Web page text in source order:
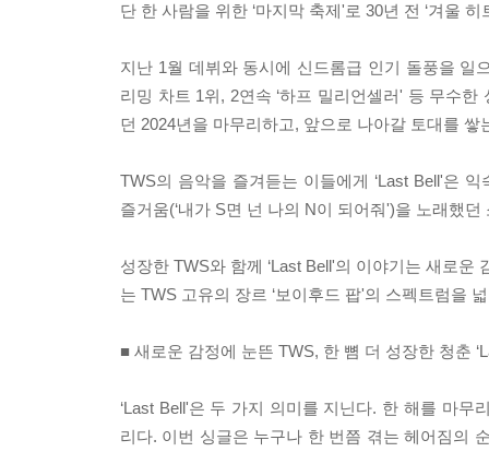
단 한 사람을 위한 ‘마지막 축제'로 30년 전 ‘겨울
지난 1월 데뷔와 동시에 신드롬급 인기 돌풍을 일
리밍 차트 1위, 2연속 ‘하프 밀리언셀러' 등 무수
던 2024년을 마무리하고, 앞으로 나아갈 토대를 쌓
TWS의 음악을 즐겨듣는 이들에게 ‘Last Bell'은
즐거움(‘내가 S면 넌 나의 N이 되어줘')을 노래했
성장한 TWS와 함께 ‘Last Bell'의 이야기는 새로
는 TWS 고유의 장르 ‘보이후드 팝'의 스펙트럼을
■ 새로운 감정에 눈뜬 TWS, 한 뼘 더 성장한 청춘
‘Last Bell'은 두 가지 의미를 지닌다. 한 해를 마
리다. 이번 싱글은 누구나 한 번쯤 겪는 헤어짐의